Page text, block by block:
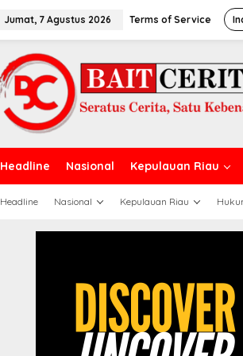
Jumat, 7 Agustus 2026 Terms of Service
Headline Nasional Kepulauan Riau
Headline Nasional Kepulauan Riau